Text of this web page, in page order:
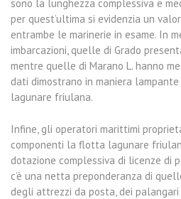
sono la lunghezza complessiva e
per quest’ultima si evidenzia un
entrambe le marinerie in esame. In
imbarcazioni, quelle di Grado
mentre quelle di Marano L. hanno
dati dimostrano in maniera
lagunare friulana.
Infine, gli operatori marittimi
componenti la flotta lagunare
dotazione complessiva di licenze di
c’è una netta preponderanza di
degli attrezzi da posta, dei